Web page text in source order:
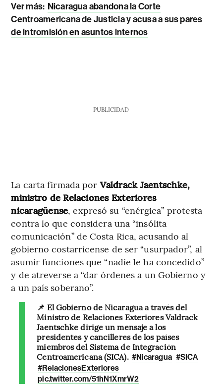
Ver más: Nicaragua abandona la Corte
Centroamericana de Justicia y acusa a sus pares
de intromisión en asuntos internos
PUBLICIDAD
La carta firmada porValdrack Jaentschke,
ministro de Relaciones Exteriores
nicaragüense, expresó su “enérgica” protesta
contra lo que considera una “insólita
comunicación” de Costa Rica, acusando al
gobierno costarricense de ser “usurpador”, al
asumir funciones que “nadie le ha concedido”
y de atreverse a “dar órdenes a un Gobierno y
a un país soberano”.
📌 El Gobierno de Nicaragua a través del
Ministro de Relaciones Exteriores Valdrack
Jaentschke dirige un mensaje a los
presidentes y cancilleres de los países
miembros del Sistema de Integración
Centroamericana (SICA). #Nicaragua #SICA
#RelacionesExteriores
pic.twitter.com/51hN1XmrW2